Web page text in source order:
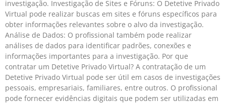
investigação. Investigação de Sites e Fóruns: O Detetive Privado
Virtual pode realizar buscas em sites e fóruns específicos para
obter informações relevantes sobre o alvo da investigação.
Análise de Dados: O profissional também pode realizar
análises de dados para identificar padrões, conexões e
informações importantes para a investigação. Por que
contratar um Detetive Privado Virtual? A contratação de um
Detetive Privado Virtual pode ser útil em casos de investigações
pessoais, empresariais, familiares, entre outros. O profissional
pode fornecer evidências digitais que podem ser utilizadas em